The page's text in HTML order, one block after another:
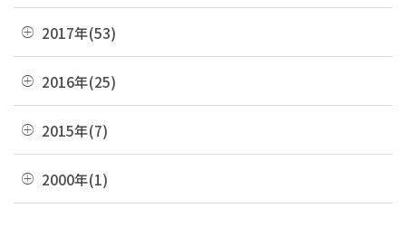
03月(7)
02月(10)
01月(4)
04月(5)
03月(8)
01月(6)
05月(10)
04月(2)
03月(8)
01月(3)
07月(10)
05月(6)
04月(2)
03月(7)
08月(4)
07月(8)
06月(10)
05月(8)
04月(10)
03月(12)
09月(4)
08月(4)
07月(5)
05月(7)
11月(9)
09月(6)
08月(2)
07月(5)
12月(7)
11月(2)
09月(4)
08月(3)
07月(7)
2017年(53)
12月(2)
11月(4)
09月(1)
2016年(25)
12月(2)
11月(3)
2015年(7)
11月(1)
06月(6)
2000年(1)